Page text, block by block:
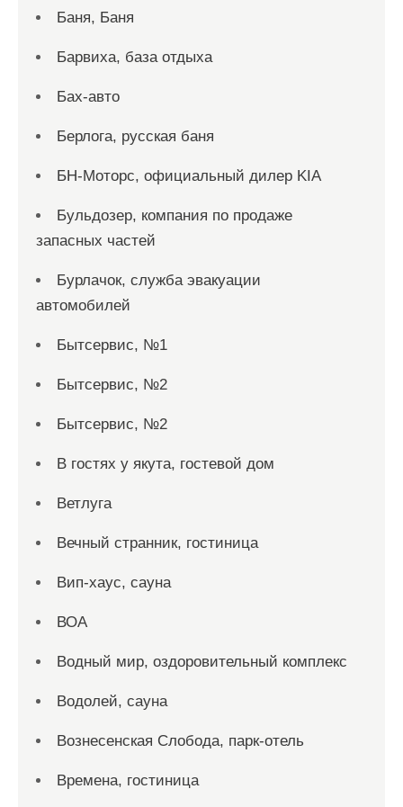
Баня, Баня
Барвиха, база отдыха
Бах-авто
Берлога, русская баня
БН-Моторс, официальный дилер KIA
Бульдозер, компания по продаже
запасных частей
Бурлачок, служба эвакуации
автомобилей
Бытсервис, №1
Бытсервис, №2
Бытсервис, №2
В гостях у якута, гостевой дом
Ветлуга
Вечный странник, гостиница
Вип-хаус, сауна
ВОА
Водный мир, оздоровительный комплекс
Водолей, сауна
Вознесенская Слобода, парк-отель
Времена, гостиница